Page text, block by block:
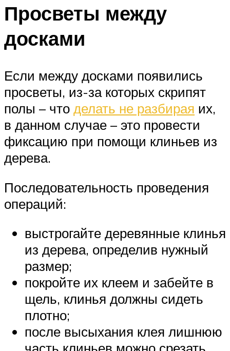
Просветы между
досками
Если между досками появились
просветы, из-за которых скрипят
полы – что делать не разбирая их,
в данном случае – это провести
фиксацию при помощи клиньев из
дерева.
Последовательность проведения
операций:
выстрогайте деревянные клинья
из дерева, определив нужный
размер;
покройте их клеем и забейте в
щель, клинья должны сидеть
плотно;
после высыхания клея лишнюю